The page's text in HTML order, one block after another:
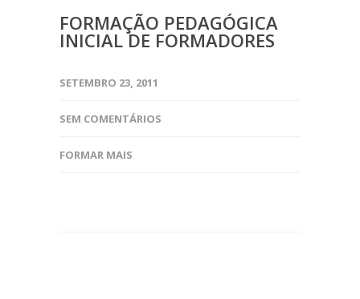
FORMAÇÃO PEDAGÓGICA
INICIAL DE FORMADORES
SETEMBRO 23, 2011
SEM COMENTÁRIOS
FORMAR MAIS